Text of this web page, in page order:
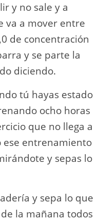
y no sale y a
va a mover entre
de concentración
y se parte la
diciendo.
tú hayas estado
ocho horas
que no llega a
entrenamiento
y sepas lo
y sepa lo que
la mañana todos